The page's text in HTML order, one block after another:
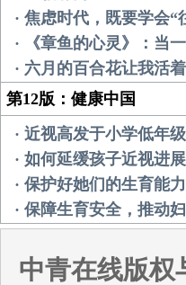
· 焦虑时代，既要学会
· 《章鱼的心灵》：当
· 六月的百合花让我活着
第12版：健康中国
· 近视高发于小学低年
· 如何延缓孩子近视进
· 保护好她们的生育能力
· 保障生育安全，推动
中青在线版权